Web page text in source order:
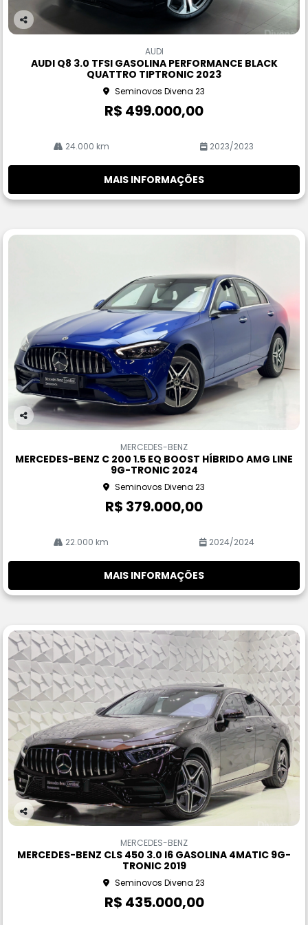
Co
AUDI
AUDI Q8 3.0 TFSI GASOLINA PERFORMANCE BLACK
QUATTRO TIPTRONIC 2023
Seminovos Divena 23
R$ 499.000,00
24.000 km 2023/2023
MAIS INFORMAÇÕES
Co
rtil
MERCEDES-BENZ
MERCEDES-BENZ C 200 1.5 EQ BOOST HÍBRIDO AMG LINE
9G-TRONIC 2024
Seminovos Divena 23
R$ 379.000,00
22.000 km 2024/2024
MAIS INFORMAÇÕES
Co
rtil
MERCEDES-BENZ
MERCEDES-BENZ CLS 450 3.0 I6 GASOLINA 4MATIC 9G-
TRONIC 2019
Seminovos Divena 23
R$ 435.000,00